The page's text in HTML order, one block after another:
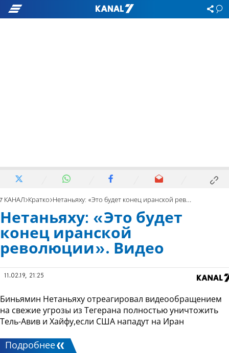
7 КАНАЛ Кратко Нетаньяху: «Это будет конец иранской революции». Видео
Нетаньяху: «Это будет
конец иранской
революции». Видео
11.02.19, 21:25
Биньямин Нетаньяху отреагировал видеообращением
на свежие угрозы из Тегерана полностью уничтожить
Тель-Авив и Хайфу,если США нападут на Иран
Подробнее